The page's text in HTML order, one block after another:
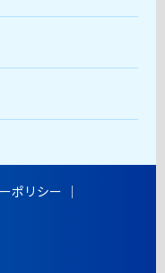
ポリシー